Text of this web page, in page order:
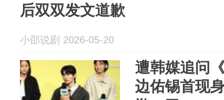
后双双发文道歉
小邵说剧 2026-05-20
遭韩媒追问
边佑锡首现